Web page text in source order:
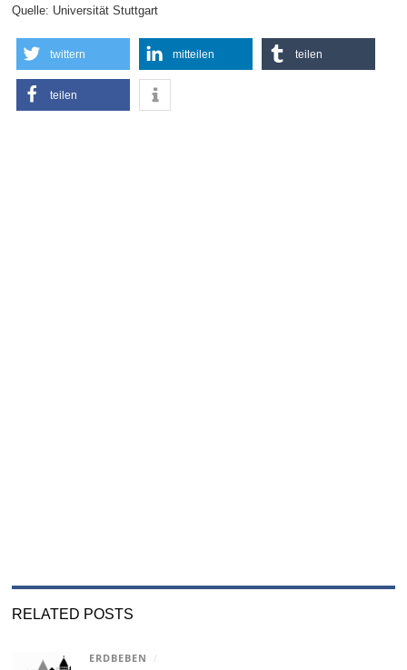
Quelle: Universität Stuttgart
twittern mitteilen teilen
teilen
RELATED POSTS
ERDBEBEN /